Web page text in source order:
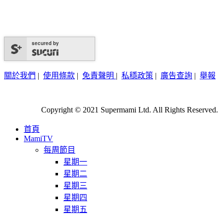
secured by
關於我們 | 使用條款 | 免責聲明 | 私穩政策 | 廣告查詢 | 舉報
Copyright © 2021 Supermami Ltd. All Rights Reserved.
首頁
MamiTV
每周節目
星期一
星期二
星期三
星期四
星期五